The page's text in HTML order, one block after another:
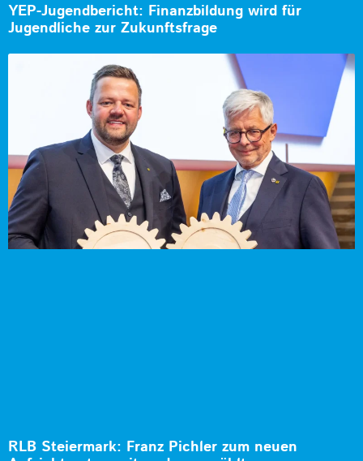
YEP-Jugendbericht: Finanzbildung wird für
Jugendliche zur Zukunftsfrage
RLB Steiermark: Franz Pichler zum neuen